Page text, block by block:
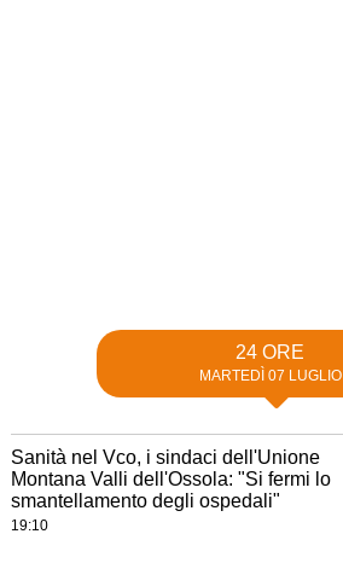
24 ORE
MARTEDÌ 07 LUGLIO
Sanità nel Vco, i sindaci dell'Unione
Montana Valli dell'Ossola: "Si fermi lo
smantellamento degli ospedali"
19:10